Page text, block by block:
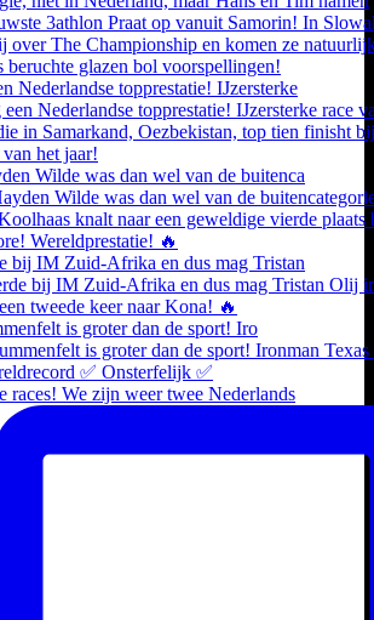
Nederlandse topprestatie! IJzersterke
Wilde was dan wel van de buitenca
bij IM Zuid-Afrika en dus mag Tristan
is groter dan de sport! Iro
races! We zijn weer twee Nederlands